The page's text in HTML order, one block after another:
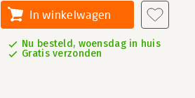
In winkelwagen
Nu besteld, woensdag in huis
Gratis verzonden